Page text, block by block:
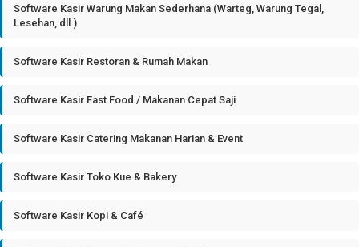
Software Kasir Warung Makan Sederhana (Warteg, Warung Tegal,
Lesehan, dll.)
Software Kasir Restoran & Rumah Makan
Software Kasir Fast Food / Makanan Cepat Saji
Software Kasir Catering Makanan Harian & Event
Software Kasir Toko Kue & Bakery
Software Kasir Kopi & Café